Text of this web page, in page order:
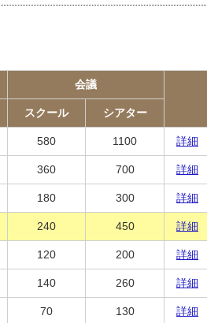
会議
スクール シアター
580 1100 詳細
360 700 詳細
180 300 詳細
240 450 詳細
120 200 詳細
140 260 詳細
70 130 詳細